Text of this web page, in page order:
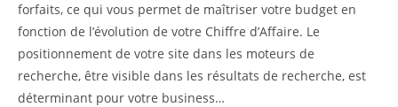
forfaits, ce qui vous permet de maîtriser votre budget en
fonction de l’évolution de votre Chiffre d’Affaire. Le
positionnement de votre site dans les moteurs de
recherche, être visible dans les résultats de recherche, est
déterminant pour votre business…